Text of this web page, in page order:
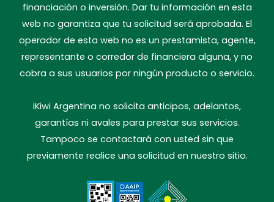
financiación o inversión. Dar tu información en esta
web no garantiza que tu solicitud será aprobada. El
operador de esta web no es un prestamista, agente,
representante o corredor de financiera alguna, y no
cobra a sus usuarios por ningún producto o servicio.
iKiwi Argentina no solicita anticipos, adelantos,
garantías ni avales para prestar sus servicios.
Tampoco se contactará con usted sin que
previamente realice una solicitud en nuestro sitio.